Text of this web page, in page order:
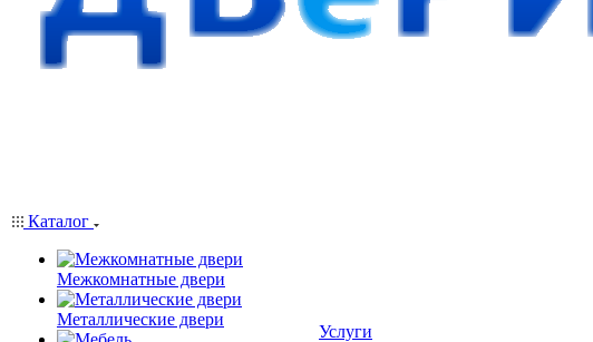
Каталог
Межкомнатные двери
Металлические двери
Услуги